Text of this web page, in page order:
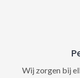
Wij zorgen bij